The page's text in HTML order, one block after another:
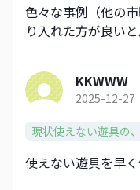
色々な事例（他の
り入れた方が良い
KKWWW
2025-12-27
現状使えない遊具の
使えない遊具を早